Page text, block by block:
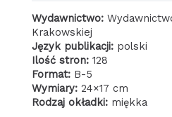
Wydawnictwo:
Krakowskiej
Język publikacji: polski
Ilość stron: 128
Format: B-5
Wymiary: 24×17 cm
Rodzaj okładki: miękka